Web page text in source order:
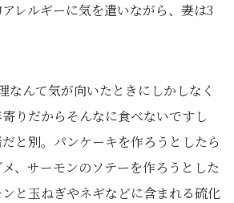
レルギーに気を遣いながら、妻は3
なんて気が向いたときにしかしなく
りだからそんなに食べないですし
と別。パンケーキを作ろうとしたら
、サーモンのソテーを作ろうとした
と玉ねぎやネギなどに含まれる硫化